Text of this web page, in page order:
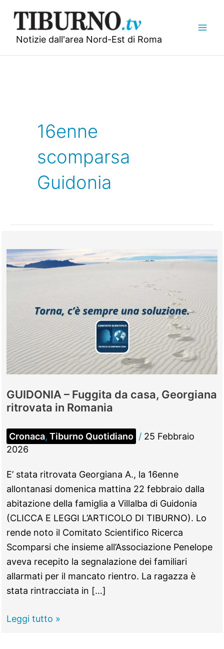
contenuto
Notizie dall'area Nord-Est di Roma
16enne
scomparsa
Guidonia
GUIDONIA – Fuggita da casa, Georgiana
ritrovata in Romania
Cronaca, Tiburno Quotidiano / 25 Febbraio
2026
E’ stata ritrovata Georgiana A., la 16enne
allontanasi domenica mattina 22 febbraio dalla
abitazione della famiglia a Villalba di Guidonia
(CLICCA E LEGGI L’ARTICOLO DI TIBURNO). Lo
rende noto il Comitato Scientifico Ricerca
Scomparsi che insieme all’Associazione Penelope
aveva recepito la segnalazione dei familiari
allarmati per il mancato rientro. La ragazza è
stata rintracciata in […]
GUIDONIA
Leggi tutto »